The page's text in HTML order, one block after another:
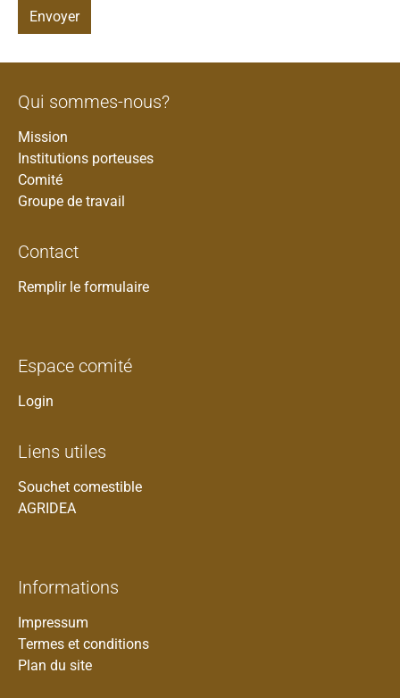
Envoyer
Qui sommes-nous?
Mission
Institutions porteuses
Comité
Groupe de travail
Contact
Remplir le formulaire
Espace comité
Login
Liens utiles
Souchet comestible
AGRIDEA
Informations
Impressum
Termes et conditions
Plan du site